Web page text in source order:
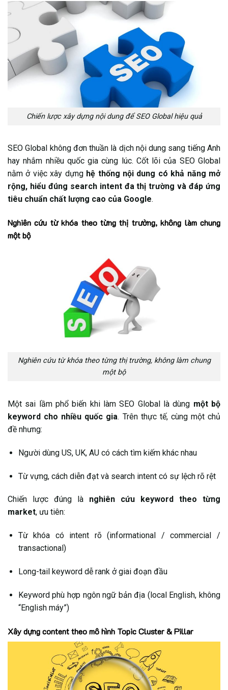
Chiến lược xây dựng nội dung để SEO Global hiệu quả
SEO Global không đơn thuần là dịch nội dung sang tiếng Anh
hay nhắm nhiều quốc gia cùng lúc. Cốt lõi của SEO Global
nằm ở việc xây dựng hệ thống nội dung có khả năng mở
rộng, hiểu đúng search intent đa thị trường và đáp ứng
tiêu chuẩn chất lượng cao của Google.
Nghiên cứu từ khóa theo từng thị trường, không làm chung
một bộ
Nghiên cứu từ khóa theo từng thị trường, không làm chung
một bộ
Một sai lầm phổ biến khi làm SEO Global là dùng một bộ
keyword cho nhiều quốc gia. Trên thực tế, cùng một chủ
đề nhưng:
Người dùng US, UK, AU có cách tìm kiếm khác nhau
Từ vựng, cách diễn đạt và search intent có sự lệch rõ rệt
Chiến lược đúng là nghiên cứu keyword theo từng
market, ưu tiên:
Từ khóa có intent rõ (informational / commercial /
transactional)
Long-tail keyword dễ rank ở giai đoạn đầu
Keyword phù hợp ngôn ngữ bản địa (local English, không
“English máy”)
Xây dựng content theo mô hình Topic Cluster & Pillar